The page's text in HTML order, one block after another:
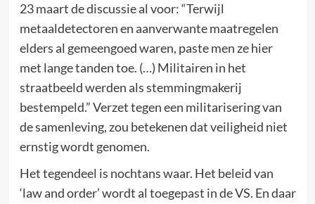
23 maart de discussie al voor: “Terwijl
metaaldetectoren en aanverwante maatregelen
elders al gemeengoed waren, paste men ze hier
met lange tanden toe. (…) Militairen in het
straatbeeld werden als stemmingmakerij
bestempeld.” Verzet tegen een militarisering van
de samenleving, zou betekenen dat veiligheid niet
ernstig wordt genomen.
Het tegendeel is nochtans waar. Het beleid van
‘law and order’ wordt al toegepast in de VS. En daar